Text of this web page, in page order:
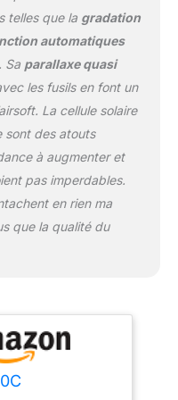
entre un
2 MOA ou un
65 MOA ou une
(cercle-
Convient pour les
les armes
etc. Utilisable
appareils de
telles que la gradation
automatiques
Sa parallaxe quasi
les fusils en font un
La cellule solaire
sont des atouts
à augmenter et
pas imperdables.
en rien ma
que la qualité du